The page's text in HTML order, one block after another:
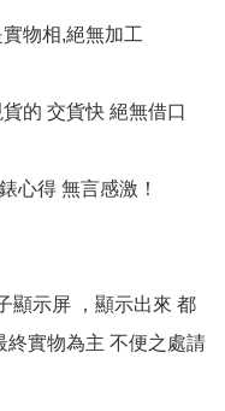
物相,絕無加工
的 交貨快 絕無借口
心得 無言感激！
顯示屏 ，顯示出來 都
終實物為主 不便之處請